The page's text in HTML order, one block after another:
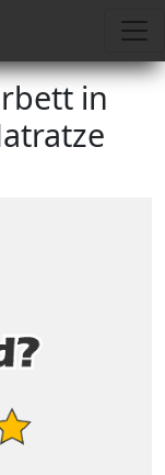
in